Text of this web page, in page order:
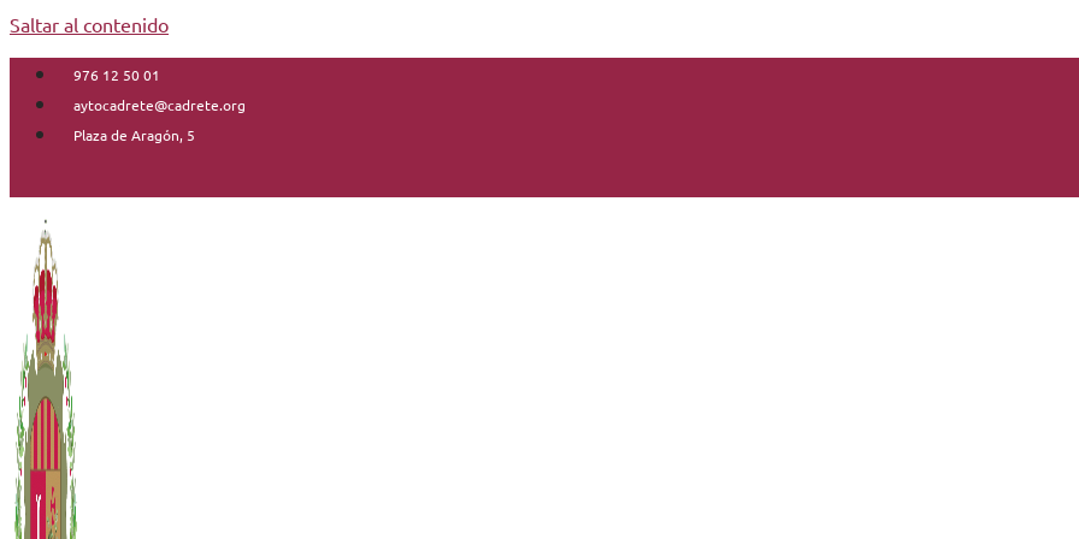
Saltar al contenido
976 12 50 01
aytocadrete@cadrete.org
Plaza de Aragón, 5